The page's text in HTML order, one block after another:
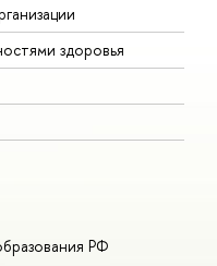
здоровья
РФ